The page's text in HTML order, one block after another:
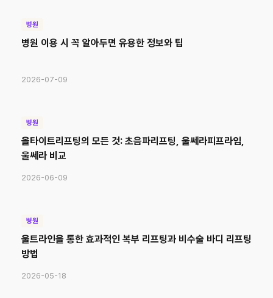
병원
병원 이용 시 꼭 알아두면 유용한 정보와 팁
2026-07-09
병원
올타이트리프팅의 모든 것: 초음파리프팅, 울쎄라피프라임,
울쎄라 비교
2026-06-09
병원
울트라인을 통한 효과적인 복부 리프팅과 비수술 바디 리프팅
방법
2026-05-18